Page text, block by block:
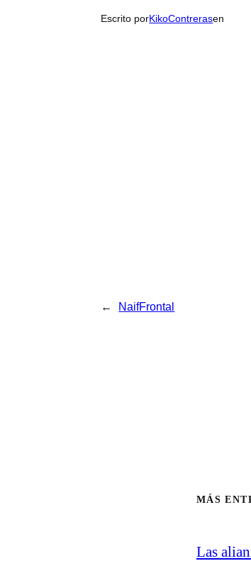
Escrito porKikoContrerasen
← NaifFrontal
MÁS
Las